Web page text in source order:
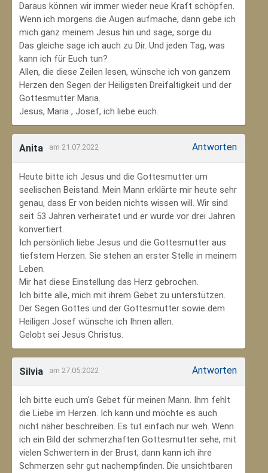
Daraus können wir immer wieder neue Kraft schöpfen.
Wenn ich morgens die Augen aufmache, dann gebe ich
mich ganz meinem Jesus hin und sage, sorge du.
Das gleiche sage ich auch zu Dir. Und jeden Tag, was
kann ich für Euch tun?
Allen, die diese Zeilen lesen, wünsche ich von ganzem
Herzen den Segen der Heiligsten Dreifaltigkeit und der
Gottesmutter Maria.
Jesus, Maria , Josef, ich liebe euch.
Anita am 21.07.2022 Antworten
Heute bitte ich Jesus und die Gottesmutter um
seelischen Beistand. Mein Mann erklärte mir heute sehr
genau, dass Er von beiden nichts wissen will. Wir sind
seit 53 Jahren verheiratet und er wurde vor drei Jahren
konvertiert.
Ich persönlich liebe Jesus und die Gottesmutter aus
tiefstem Herzen. Sie stehen an erster Stelle in meinem
Leben.
Mir hat diese Einstellung das Herz gebrochen.
Ich bitte alle, mich mit ihrem Gebet zu unterstützen.
Der Segen Gottes und der Gottesmutter sowie dem
Heiligen Josef wünsche ich Ihnen allen.
Gelobt sei Jesus Christus.
Silvia am 27.05.2022 Antworten
Ich bitte euch um's Gebet für meinen Mann. Ihm fehlt
die Liebe im Herzen. Ich kann und möchte es auch
nicht näher beschreiben. Es tut einfach nur weh. Wenn
ich ein Bild der schmerzhaften Gottesmutter sehe, mit
vielen Schwertern in der Brust, dann kann ich ihre
Schmerzen sehr gut nachempfinden. Die unsichtbaren